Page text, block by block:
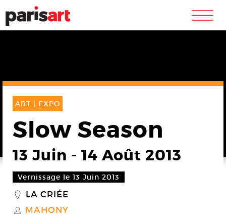
m
ART | EXPO
Slow Season
13 Juin - 14 Août 2013
Vernissage le 13 Juin 2013
_ LA CRIÉE
S MAHONY